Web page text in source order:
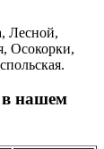
Лесной,
Осокорки,
в нашем